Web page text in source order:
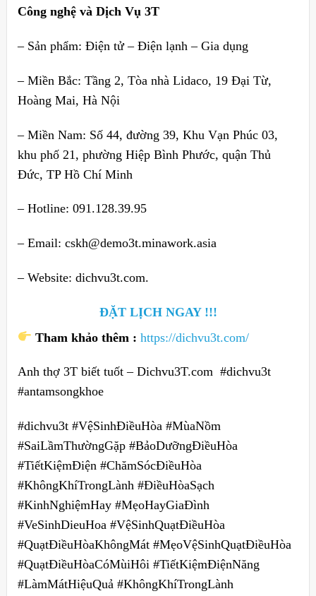
Công nghệ và Dịch Vụ 3T
– Sản phẩm: Điện tử – Điện lạnh – Gia dụng
– Miền Bắc: Tầng 2, Tòa nhà Lidaco, 19 Đại Từ,
Hoàng Mai, Hà Nội
– Miền Nam: Số 44, đường 39, Khu Vạn Phúc 03,
khu phố 21, phường Hiệp Bình Phước, quận Thủ
Đức, TP Hồ Chí Minh
– Hotline: 091.128.39.95
– Email: cskh@demo3t.minawork.asia
– Website: dichvu3t.com.
ĐẶT LỊCH NGAY !!!
Tham khảo thêm :https://dichvu3t.com/
Anh thợ 3T biết tuốt – Dichvu3T.com #dichvu3t
#antamsongkhoe
#dichvu3t #VệSinhĐiềuHòa #MùaNồm
#SaiLầmThườngGặp #BảoDưỡngĐiềuHòa
#TiếtKiệmĐiện #ChămSócĐiềuHòa
#KhôngKhíTrongLành #ĐiềuHòaSạch
#KinhNghiệmHay #MẹoHayGiaĐình
#VeSinhDieuHoa #VệSinhQuạtĐiềuHòa
#QuạtĐiềuHòaKhôngMát #MẹoVệSinhQuạtĐiềuHòa
#QuạtĐiềuHòaCóMùiHôi #TiếtKiệmĐiệnNăng
#LàmMátHiệuQuả #KhôngKhíTrongLành